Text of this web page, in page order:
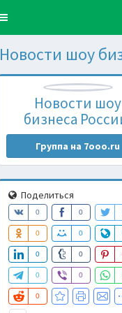
Toggle
Новости шоу
Новости шоу
бизнеса
Группа на 7ooo.ru
Поделиться
0 0
0 0
0 0
0 0
0